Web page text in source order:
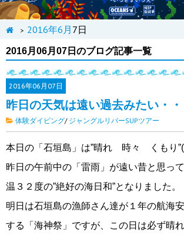
> 2016年6月 7日
2016月06月07日のブログ記事一覧
2016年06月07日
昨日の天気は遠い過去みたい・・
体験ダイビング/ ジャングルリバーSUPツアー
本日の「石垣島」は”晴れ 時々 くもり
昨日の午前中の「雷雨」が遠い昔と思っ
温３２度の”絶好の海日和”となりました。
明日は石垣島の漁師さん達が１年の航海
する「海神祭」ですが、この日は必ず晴